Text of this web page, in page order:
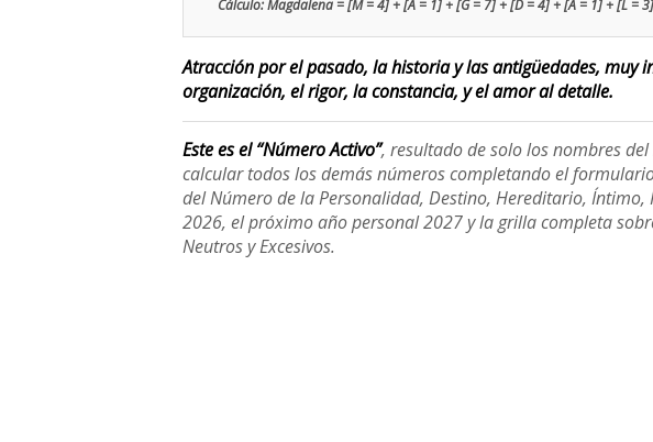
Cálculo: Magdalena = [M = 4] + [A = 1] + [G = 7] + [D = 4] + [A = 1] + [L =
Atracción por el pasado, la historia y las antigüedades, muy
organización, el rigor, la constancia, y el amor al detalle.
Este es el “Número Activo”, resultado de solo los nombres
calcular todos los demás números completando el
del Número de la Personalidad, Destino, Hereditario, Íntimo,
2026, el próximo año personal 2027 y la grilla completa
Neutros y Excesivos.